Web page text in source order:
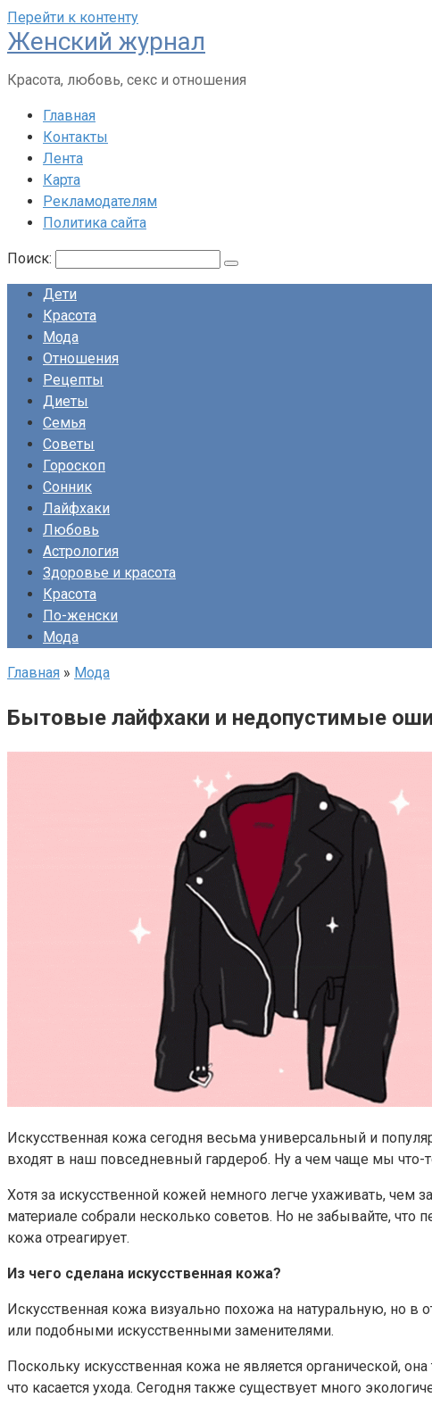
Перейти к контенту
Женский журнал
Красота, любовь, секс и отношения
Главная
Контакты
Лента
Карта
Рекламодателям
Политика сайта
Поиск:
Дети
Красота
Мода
Отношения
Рецепты
Диеты
Семья
Советы
Гороскоп
Сонник
Лайфхаки
Любовь
Астрология
Здоровье и красота
Красота
По-женски
Мода
Главная » Мода
Бытовые лайфхаки и недопустимые
Искусственная кожа сегодня весьма универсальный и
входят в наш повседневный гардероб. Ну а чем чаще мы
Хотя за искусственной кожей немного легче ухаживать, чем
материале собрали несколько советов. Но не забывайте, что
кожа отреагирует.
Из чего сделана искусственная кожа?
Искусственная кожа визуально похожа на натуральную, но в
или подобными искусственными заменителями.
Поскольку искусственная кожа не является органической,
что касается ухода. Сегодня также существует много